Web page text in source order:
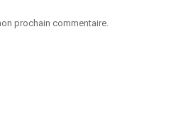
prochain commentaire.